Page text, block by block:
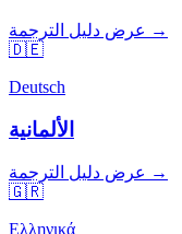
عرض دليل الترجمة →
🇩🇪
Deutsch
الألمانية
عرض دليل الترجمة →
🇬🇷
Ελληνικά